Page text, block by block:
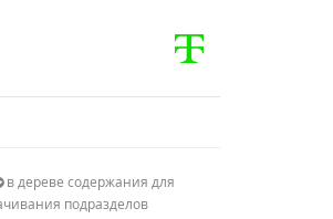
в дереве содержания для
подразделов